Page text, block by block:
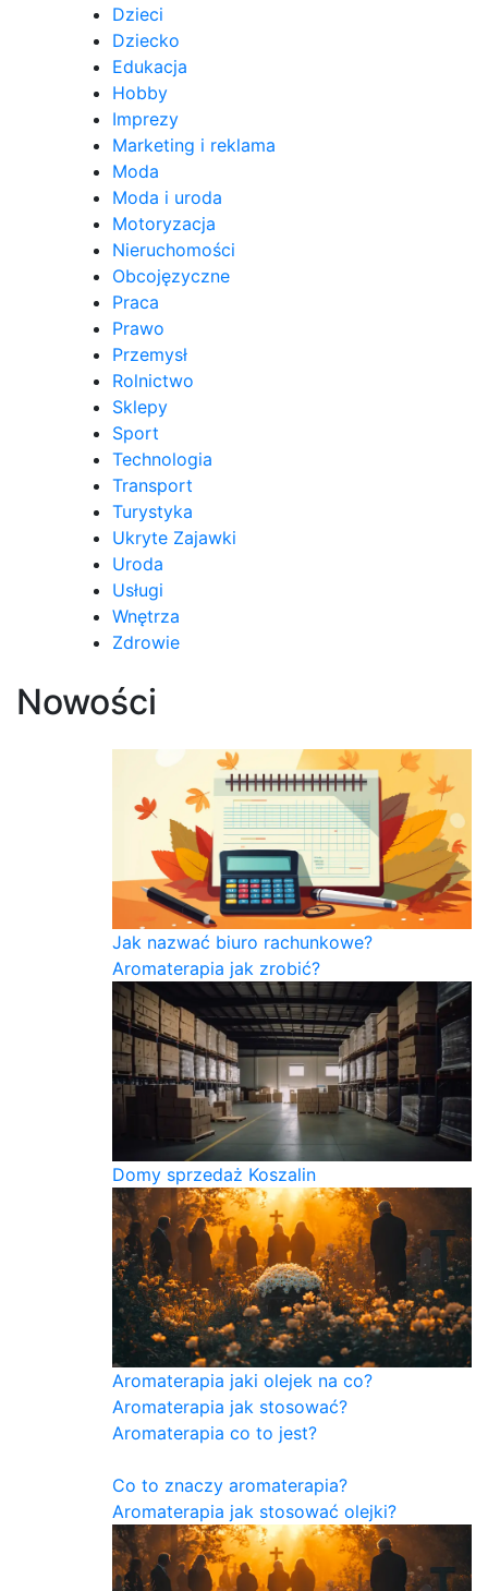
Dzieci
Dziecko
Edukacja
Hobby
Imprezy
Marketing i reklama
Moda
Moda i uroda
Motoryzacja
Nieruchomości
Obcojęzyczne
Praca
Prawo
Przemysł
Rolnictwo
Sklepy
Sport
Technologia
Transport
Turystyka
Ukryte Zajawki
Uroda
Usługi
Wnętrza
Zdrowie
Nowości
Jak nazwać biuro rachunkowe?
Aromaterapia jak zrobić?
Domy sprzedaż Koszalin
Aromaterapia jaki olejek na co?
Aromaterapia jak stosować?
Aromaterapia co to jest?
Co to znaczy aromaterapia?
Aromaterapia jak stosować olejki?